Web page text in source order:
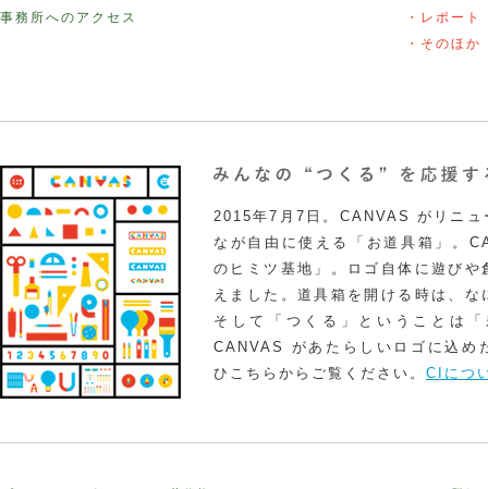
事務所へのアクセス
・レポート
・そのほか
2015年7月7日。CANVAS がリニュ
なが自由に使える「お道具箱」。
のヒミツ基地」。ロゴ自体に遊び
えました。道具箱を開ける時は、
そして「つくる」ということは
CANVAS があたらしいロゴに込め
ひこちらからご覧ください。 CIにつ